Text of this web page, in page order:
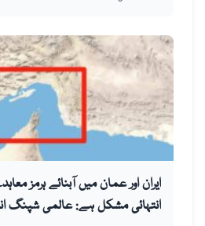
ایران اور عمان میں آبنائے ہرمز
انتہائی مشکل ہے: عالمی شپنگ